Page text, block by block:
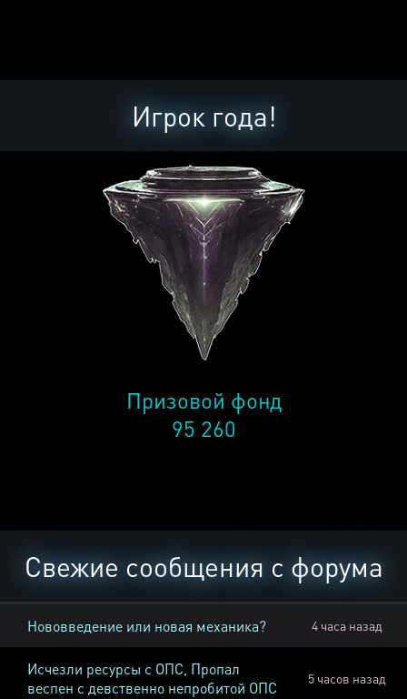
Игрок года!
Призовой фонд
95 260
Свежие сообщения с форума
Нововведение или новая механика? 4 часа назад
Исчезли ресурсы с ОПС, Пропал
веспен с девственно непробитой ОПС
5 часов назад